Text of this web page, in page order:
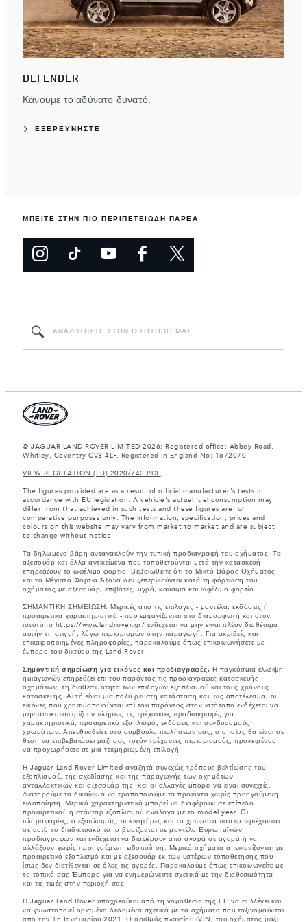
DEFENDER
Κάνουμε το αδύνατο δυνατό.
ΕΞΕΡΕΥΝΗΣΤΕ
ΜΠΕΙΤΕ ΣΤΗΝ ΠΙΟ ΠΕΡΙΠΕΤΕΙΩΔΗ ΠΑΡΕΑ
© JAGUAR LAND ROVER LIMITED 2026: Registered office: Abbey Road,
Whitley, Coventry CV3 4LF. Registered in England No: 1672070
VIEW REGULATION (EU) 2020/740 PDF
The figures provided are as a result of official manufacturer's tests in
accordance with EU legislation. A vehicle's actual fuel consumption may
differ from that achieved in such tests and these figures are for
comparative purposes only. The information, specification, prices and
colours on this website may vary from market to market and are subject
to change without notice.
Τα δηλωμένα βάρη αντανακλούν την τυπική προδιαγραφή του οχήματος. Τα
αξεσουάρ και άλλα αντικείμενα που τοποθετούνται μετά την κατασκευή
επηρεάζουν το ωφέλιμο φορτίο. Βεβαιωθείτε ότι το Μικτό Βάρος Οχήματος
και τα Μέγιστα Φορτία Άξονα δεν ξεπερνιούνται κατά τη φόρτωση του
οχήματος με αξεσουάρ, επιβάτες, υγρά, καύσιμα και ωφέλιμο φορτίο.
ΣΗΜΑΝΤΙΚΗ ΣΗΜΕΙΩΣΗ: Μερικές από τις επιλογές - μοντέλα, εκδόσεις ή
προαιρετικά χαρακτηριστικά - που εμφανίζονται στο διαμορφωτή και στον
ιστότοπο https://www.landrover.gr/ ενδέχεται να μην είναι πλέον διαθέσιμα
αυτήν τη στιγμή, λόγω περιορισμών στην παραγωγή. Για ακριβείς και
επικαιροποιημένες πληροφορίες, παρακαλούμε όπως επικοινωνήσετε με
έμπορο του δικτύου της Land Rover.
Σημαντική σημείωση για εικόνες και προδιαγραφές. Η παγκόσμια έλλειψη
ημιαγωγών επηρεάζει επί του παρόντος τις προδιαγραφές κατασκευής
οχημάτων, τη διαθεσιμότητα των επιλογών εξοπλισμού και τους χρόνους
κατασκευής. Αυτή είναι μια πολύ ρευστή κατάσταση και, ως αποτέλεσμα, οι
εικόνες που χρησιμοποιούνται επί του παρόντος στον ιστότοπο ενδέχεται να
μην αντικατοπτρίζουν πλήρως τις τρέχουσες προδιαγραφές για
χαρακτηριστικά, προαιρετικό εξοπλισμό, εκδόσεις και συνδυασμούς
χρωμάτων. Απευθυνθείτε στο σύμβουλο πωλήσεων σας, ο οποίος θα είναι σε
θέση να επιβεβαιώσει μαζί σας τυχόν τρέχοντες περιορισμούς, προκειμένου
να προχωρήσετε σε μια τεκμηριωμένη επιλογή.
Η Jaguar Land Rover Limited αναζητά συνεχώς τρόπους βελτίωσης του
εξοπλισμού, της σχεδίασης και της παραγωγής των οχημάτων,
ανταλλακτικών και αξεσουάρ της, και οι αλλαγές μπορεί να είναι συνεχείς.
Διατηρούμε το δικαίωμα να τροποποιούμε τα προϊόντα χωρίς προηγούμενη
ειδοποίηση. Μερικά χαρακτηριστικά μπορεί να διαφέρουν σε επίπεδο
προαιρετικού ή στάνταρ εξοπλισμού ανάλογα με το model year. Οι
πληροφορίες, ο εξοπλισμός, οι κινητήρες και τα χρώματα που εμπεριέχονται
σε αυτό το διαδικτυακό τόπο βασίζονται σε μοντέλα Ευρωπαϊκών
προδιαγραφών και ενδέχεται να διαφέρουν από αγορά σε αγορά ή να
αλλάξουν χωρίς προηγούμενη ειδοποίηση. Μερικά οχήματα απεικονίζονται με
προαιρετικό εξοπλισμό και με αξεσουάρ εκ των υστέρων τοποθέτησης που
ίσως δεν διατίθενται σε όλες τις αγορές. Παρακαλούμε όπως επικοινωνείτε με
το τοπικό σας Έμπορο για να ενημερώνεστε σχετικά με την διαθεσιμότητα
και τις τιμές στην περιοχή σας.
Η Jaguar Land Rover υποχρεούται από τη νομοθεσία της ΕΕ να συλλέγει και
να γνωστοποιεί ορισμένα δεδομένα σχετικά με τα οχήματα που ταξινομούνται
από την 1η Ιανουαρίου 2021. Ο αριθμός πλαισίου (VIN) του οχήματος μαζί